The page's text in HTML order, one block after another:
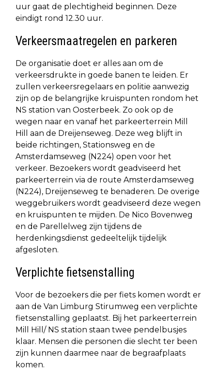
uur gaat de plechtigheid beginnen. Deze
eindigt rond 12.30 uur.
Verkeersmaatregelen en parkeren
De organisatie doet er alles aan om de
verkeersdrukte in goede banen te leiden. Er
zullen verkeersregelaars en politie aanwezig
zijn op de belangrijke kruispunten rondom het
NS station van Oosterbeek. Zo ook op de
wegen naar en vanaf het parkeerterrein Mill
Hill aan de Dreijenseweg. Deze weg blijft in
beide richtingen, Stationsweg en de
Amsterdamseweg (N224) open voor het
verkeer. Bezoekers wordt geadviseerd het
parkeerterrein via de route Amsterdamseweg
(N224), Dreijenseweg te benaderen. De overige
weggebruikers wordt geadviseerd deze wegen
en kruispunten te mijden. De Nico Bovenweg
en de Parellelweg zijn tijdens de
herdenkingsdienst gedeeltelijk tijdelijk
afgesloten.
Verplichte fietsenstalling
Voor de bezoekers die per fiets komen wordt er
aan de Van Limburg Stirumweg een verplichte
fietsenstalling geplaatst. Bij het parkeerterrein
Mill Hill/ NS station staan twee pendelbusjes
klaar. Mensen die personen die slecht ter been
zijn kunnen daarmee naar de begraafplaats
komen.